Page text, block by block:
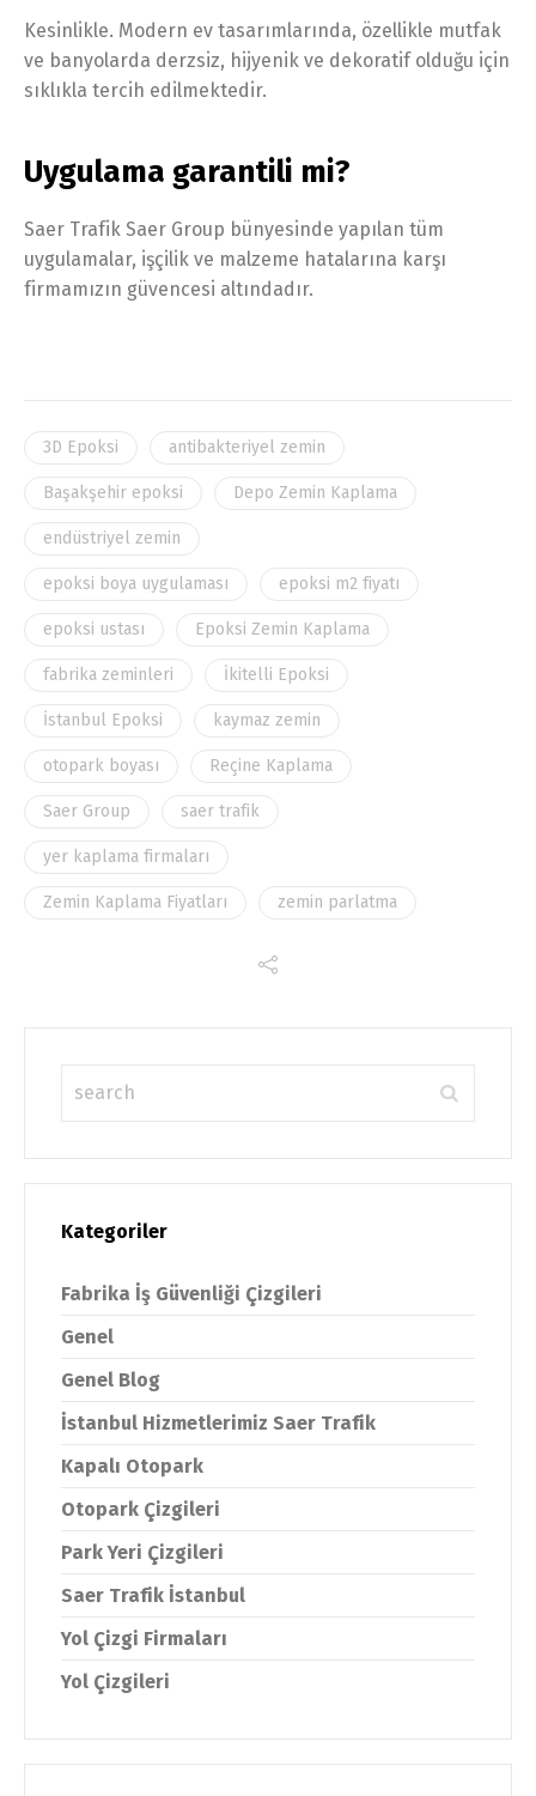
Kesinlikle. Modern ev tasarımlarında, özellikle mutfak
ve banyolarda derzsiz, hijyenik ve dekoratif olduğu için
sıklıkla tercih edilmektedir.
Uygulama garantili mi?
Saer Trafik Saer Group bünyesinde yapılan tüm
uygulamalar, işçilik ve malzeme hatalarına karşı
firmamızın güvencesi altındadır.
3D Epoksi antibakteriyel zemin
Başakşehir epoksi Depo Zemin Kaplama
endüstriyel zemin
epoksi boya uygulaması epoksi m2 fiyatı
epoksi ustası Epoksi Zemin Kaplama
fabrika zeminleri İkitelli Epoksi
İstanbul Epoksi kaymaz zemin
otopark boyası Reçine Kaplama
Saer Group saer trafik
yer kaplama firmaları
Zemin Kaplama Fiyatları zemin parlatma
Kategoriler
Fabrika İş Güvenliği Çizgileri
Genel
Genel Blog
İstanbul Hizmetlerimiz Saer Trafik
Kapalı Otopark
Otopark Çizgileri
Park Yeri Çizgileri
Saer Trafik İstanbul
Yol Çizgi Firmaları
Yol Çizgileri